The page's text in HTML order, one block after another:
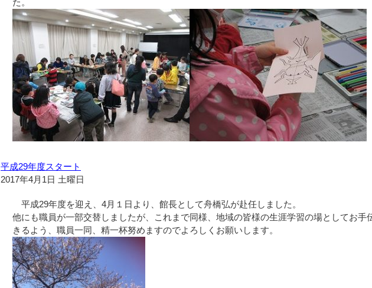
た。
平成29年度スタート
2017年4月1日 土曜日
平成29年度を迎え、4月１日より、館長として舟橋弘が赴任しました。
他にも職員が一部交替しましたが、これまで同様、地域の皆様の生涯学習の場としてお手
きるよう、職員一同、精一杯努めますのでよろしくお願いします。